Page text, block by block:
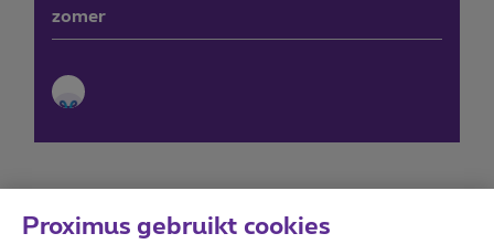
zomer
Proximus gebruikt cookies